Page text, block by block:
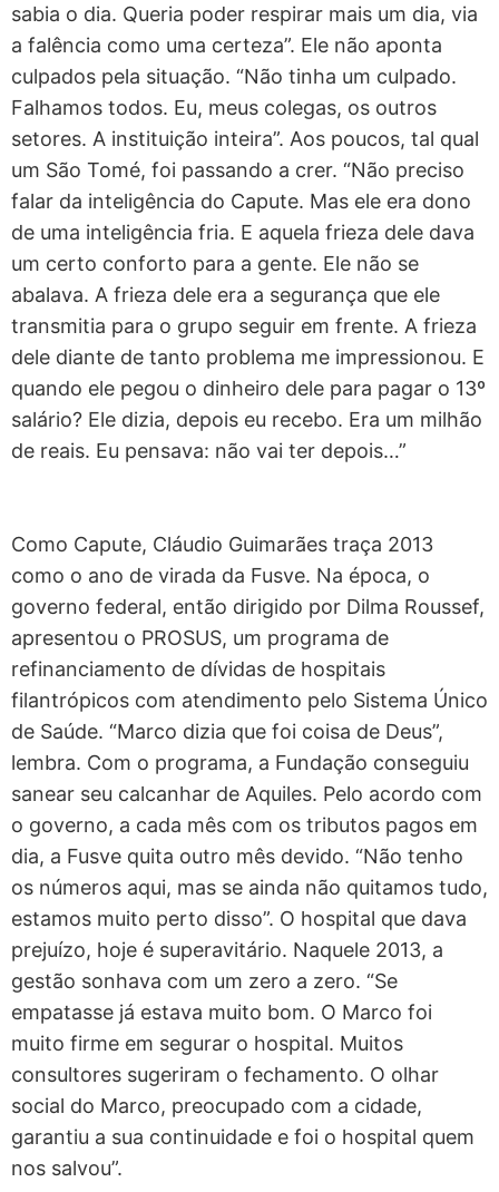
sabia o dia. Queria poder respirar mais um dia, via
a falência como uma certeza”. Ele não aponta
culpados pela situação. “Não tinha um culpado.
Falhamos todos. Eu, meus colegas, os outros
setores. A instituição inteira”. Aos poucos, tal qual
um São Tomé, foi passando a crer. “Não preciso
falar da inteligência do Capute. Mas ele era dono
de uma inteligência fria. E aquela frieza dele dava
um certo conforto para a gente. Ele não se
abalava. A frieza dele era a segurança que ele
transmitia para o grupo seguir em frente. A frieza
dele diante de tanto problema me impressionou. E
quando ele pegou o dinheiro dele para pagar o 13º
salário? Ele dizia, depois eu recebo. Era um milhão
de reais. Eu pensava: não vai ter depois…”
Como Capute, Cláudio Guimarães traça 2013
como o ano de virada da Fusve. Na época, o
governo federal, então dirigido por Dilma Roussef,
apresentou o PROSUS, um programa de
refinanciamento de dívidas de hospitais
filantrópicos com atendimento pelo Sistema Único
de Saúde. “Marco dizia que foi coisa de Deus”,
lembra. Com o programa, a Fundação conseguiu
sanear seu calcanhar de Aquiles. Pelo acordo com
o governo, a cada mês com os tributos pagos em
dia, a Fusve quita outro mês devido. “Não tenho
os números aqui, mas se ainda não quitamos tudo,
estamos muito perto disso”. O hospital que dava
prejuízo, hoje é superavitário. Naquele 2013, a
gestão sonhava com um zero a zero. “Se
empatasse já estava muito bom. O Marco foi
muito firme em segurar o hospital. Muitos
consultores sugeriram o fechamento. O olhar
social do Marco, preocupado com a cidade,
garantiu a sua continuidade e foi o hospital quem
nos salvou”.